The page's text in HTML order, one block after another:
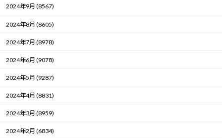
2024年9月 (8567)
2024年8月 (8605)
2024年7月 (8978)
2024年6月 (9078)
2024年5月 (9287)
2024年4月 (8831)
2024年3月 (8959)
2024年2月 (6834)